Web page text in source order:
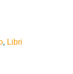
52.
, Libri